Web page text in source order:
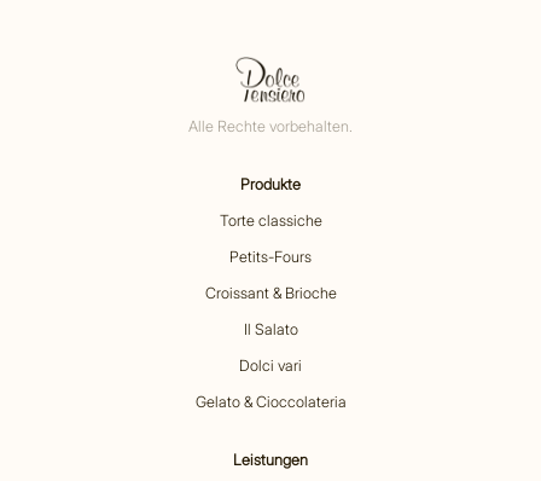
Alle Rechte vorbehalten.
Produkte
Torte classiche
Petits-Fours
Croissant & Brioche
Il Salato
Dolci vari
Gelato & Cioccolateria
Leistungen